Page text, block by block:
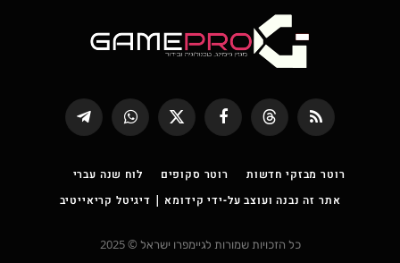
RSS
Threads פייסבוק
X
(טוויטר)
WhatsApp
Telegram
רוטר מבזקי חדשות רוטר סקופים
לוח שנה עברי
אתר זה נבנה ועוצב על-ידי קידומא | דיגיטל קריאייטיב
כל הזכויות שמורות לגיימפרו ישראל © 2025